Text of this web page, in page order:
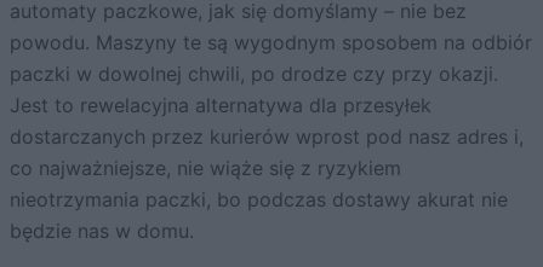
automaty paczkowe, jak się domyślamy – nie bez
powodu. Maszyny te są wygodnym sposobem na odbiór
paczki w dowolnej chwili, po drodze czy przy okazji.
Jest to rewelacyjna alternatywa dla przesyłek
dostarczanych przez kurierów wprost pod nasz adres i,
co najważniejsze, nie wiąże się z ryzykiem
nieotrzymania paczki, bo podczas dostawy akurat nie
będzie nas w domu.